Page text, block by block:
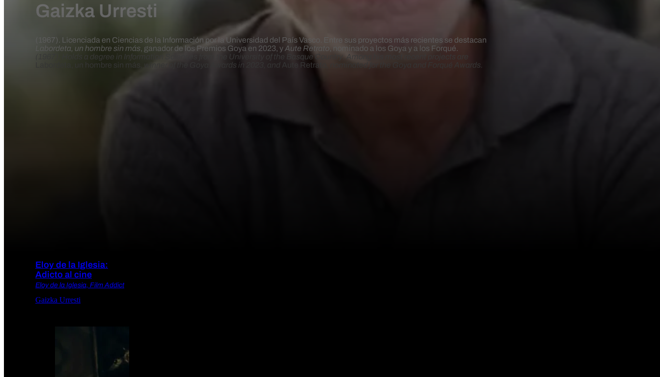
Gaizka Urresti
(1967). Licenciada en Ciencias de la Información por la Universidad del País Vasco. Entre sus proyectos más recientes se destacan
Labordeta, un hombre sin más, ganador de los Premios Goya en 2023, yAute Retrato
, nominado a los Goya y a los Forqué.
(1967). Holds a degree in Information Sciences from the University of the Basque Country. Among his most recent projects are
Labordeta, un hombre sin más
, winner of the Goya Awards in 2023, and Aute Retrato , nominated for the Goya and Forqué Awards.
Eloy de la Iglesia:
Adicto al cine
Eloy de la Iglesia, Film Addict
Gaizka Urresti